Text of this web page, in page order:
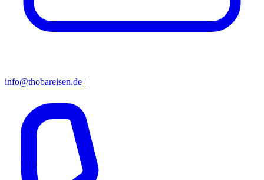
info@thobareisen.de |